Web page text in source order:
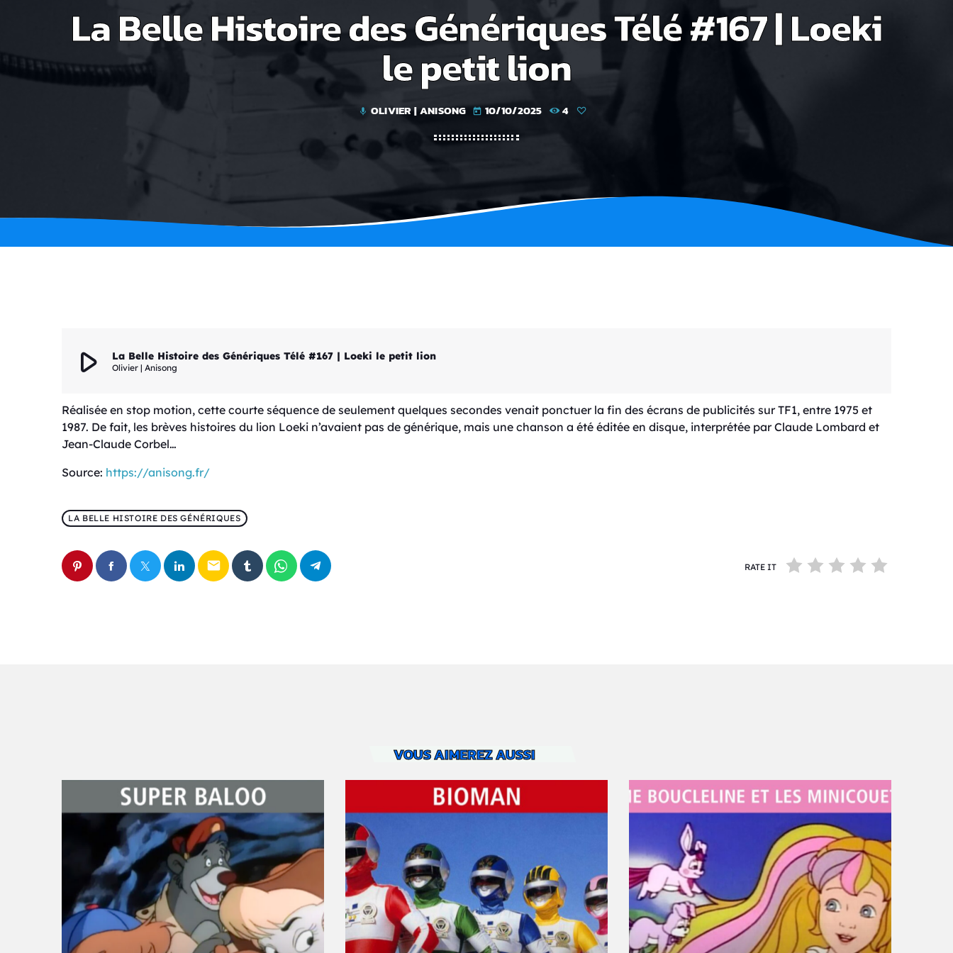
La Belle Histoire des Génériques Télé #167 | Loeki
le petit lion
mic OLIVIER | ANISONG today 10/10/2025 4
play_arrow La Belle Histoire des Génériques Télé #167 | Loeki le petit lion
Olivier | Anisong
Réalisée en stop motion, cette courte séquence de seulement quelques secondes venait ponctuer la fin des écrans de publicités sur TF1, entre 1975 et
1987. De fait, les brèves histoires du lion Loeki n’avaient pas de générique, mais une chanson a été éditée en disque, interprétée par Claude Lombard et
Jean-Claude Corbel…
Source: https://anisong.fr/
LA BELLE HISTOIRE DES GÉNÉRIQUES
email RATE IT
VOUS AIMEREZ AUSSI